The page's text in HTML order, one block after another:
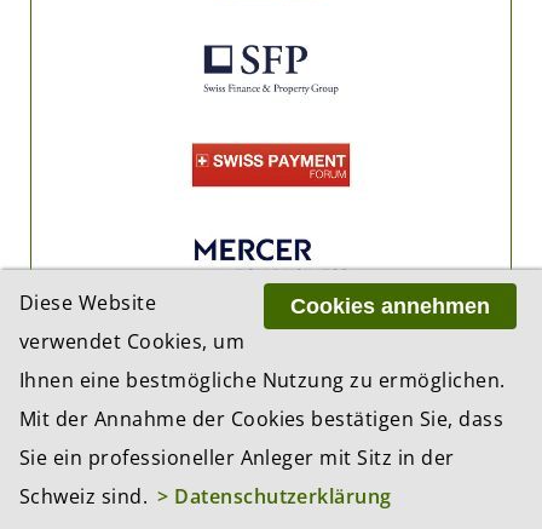
Cookies annehmen
Diese Website
verwendet Cookies, um
Ihnen eine bestmögliche Nutzung zu ermöglichen.
Mit der Annahme der Cookies bestätigen Sie, dass
Sie ein professioneller Anleger mit Sitz in der
Schweiz sind. > Datenschutzerklärung